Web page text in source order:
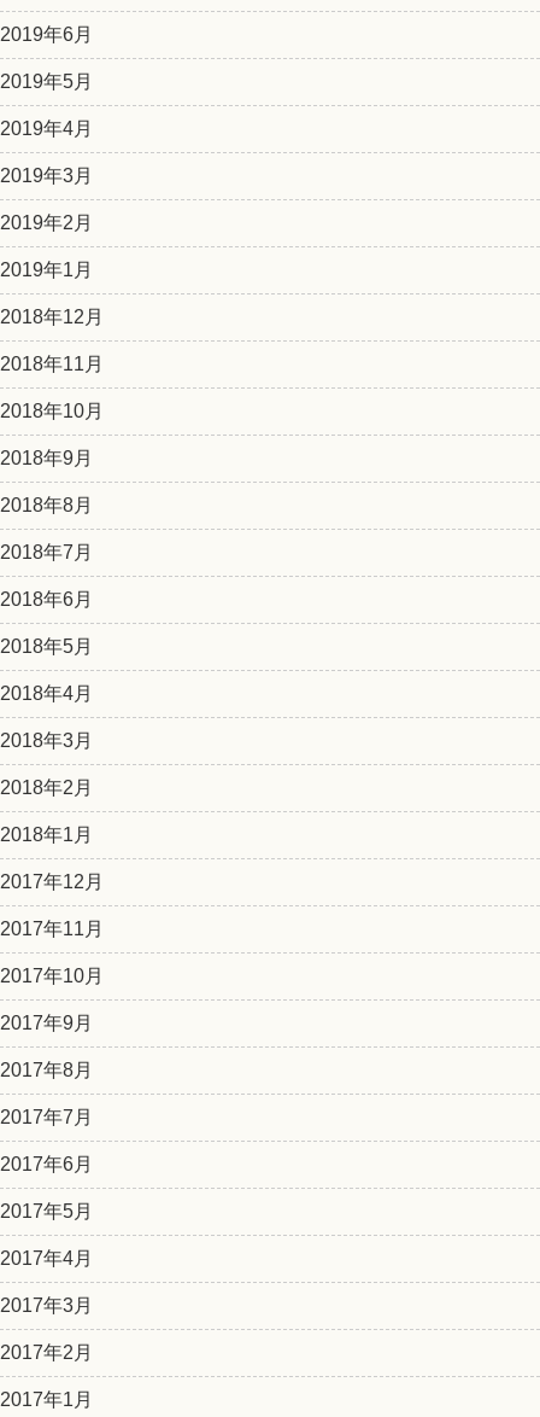
2019年6月
2019年5月
2019年4月
2019年3月
2019年2月
2019年1月
2018年12月
2018年11月
2018年10月
2018年9月
2018年8月
2018年7月
2018年6月
2018年5月
2018年4月
2018年3月
2018年2月
2018年1月
2017年12月
2017年11月
2017年10月
2017年9月
2017年8月
2017年7月
2017年6月
2017年5月
2017年4月
2017年3月
2017年2月
2017年1月